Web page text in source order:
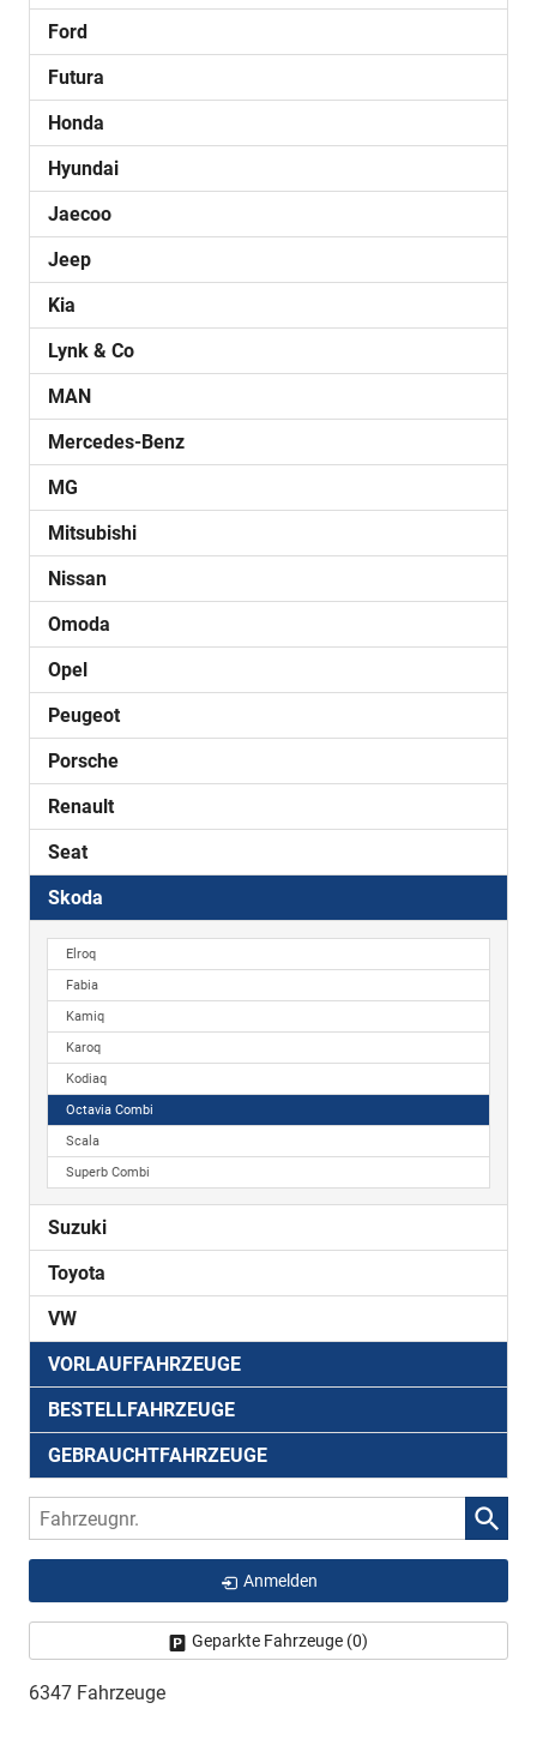
Ford
Futura
Honda
Hyundai
Jaecoo
Jeep
Kia
Lynk & Co
MAN
Mercedes-Benz
MG
Mitsubishi
Nissan
Omoda
Opel
Peugeot
Porsche
Renault
Seat
Skoda
Elroq
Fabia
Kamiq
Karoq
Kodiaq
Octavia Combi
Scala
Superb Combi
Suzuki
Toyota
VW
VORLAUFFAHRZEUGE
BESTELLFAHRZEUGE
GEBRAUCHTFAHRZEUGE
Fahrzeugnr.
Anmelden
Geparkte Fahrzeuge (0)
6347 Fahrzeuge